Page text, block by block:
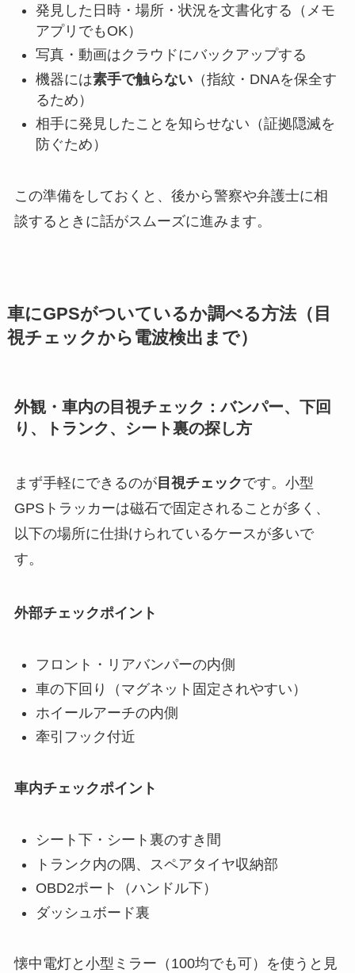
発見した日時・場所・状況を文書化する（メモ
アプリでもOK）
写真・動画はクラウドにバックアップする
機器には素手で触らない（指紋・DNAを保全す
るため）
相手に発見したことを知らせない（証拠隠滅を
防ぐため）
この準備をしておくと、後から警察や弁護士に相
談するときに話がスムーズに進みます。
車にGPSがついているか調べる方法（目
視チェックから電波検出まで）
外観・車内の目視チェック：バンパー、下回
り、トランク、シート裏の探し方
まず手軽にできるのが目視チェックです。小型
GPSトラッカーは磁石で固定されることが多く、
以下の場所に仕掛けられているケースが多いで
す。
外部チェックポイント
フロント・リアバンパーの内側
車の下回り（マグネット固定されやすい）
ホイールアーチの内側
牽引フック付近
車内チェックポイント
シート下・シート裏のすき間
トランク内の隅、スペアタイヤ収納部
OBD2ポート（ハンドル下）
ダッシュボード裏
懐中電灯と小型ミラー（100均でも可）を使うと見